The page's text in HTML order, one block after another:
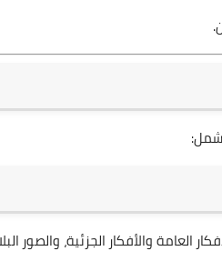
والأفكار الجزئية، والصور